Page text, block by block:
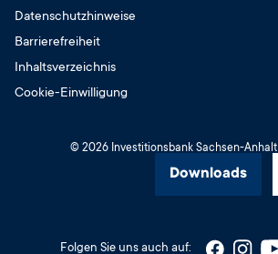
Downloads
Samstag
Sonntag
Datenschutzhinweise
Barrierefreiheit
Inhaltsverzeichnis
Cookie-Einwilligung
© 2026 Investitionsbank Sachsen-Anhalt
Folgen Sie uns auch auf: